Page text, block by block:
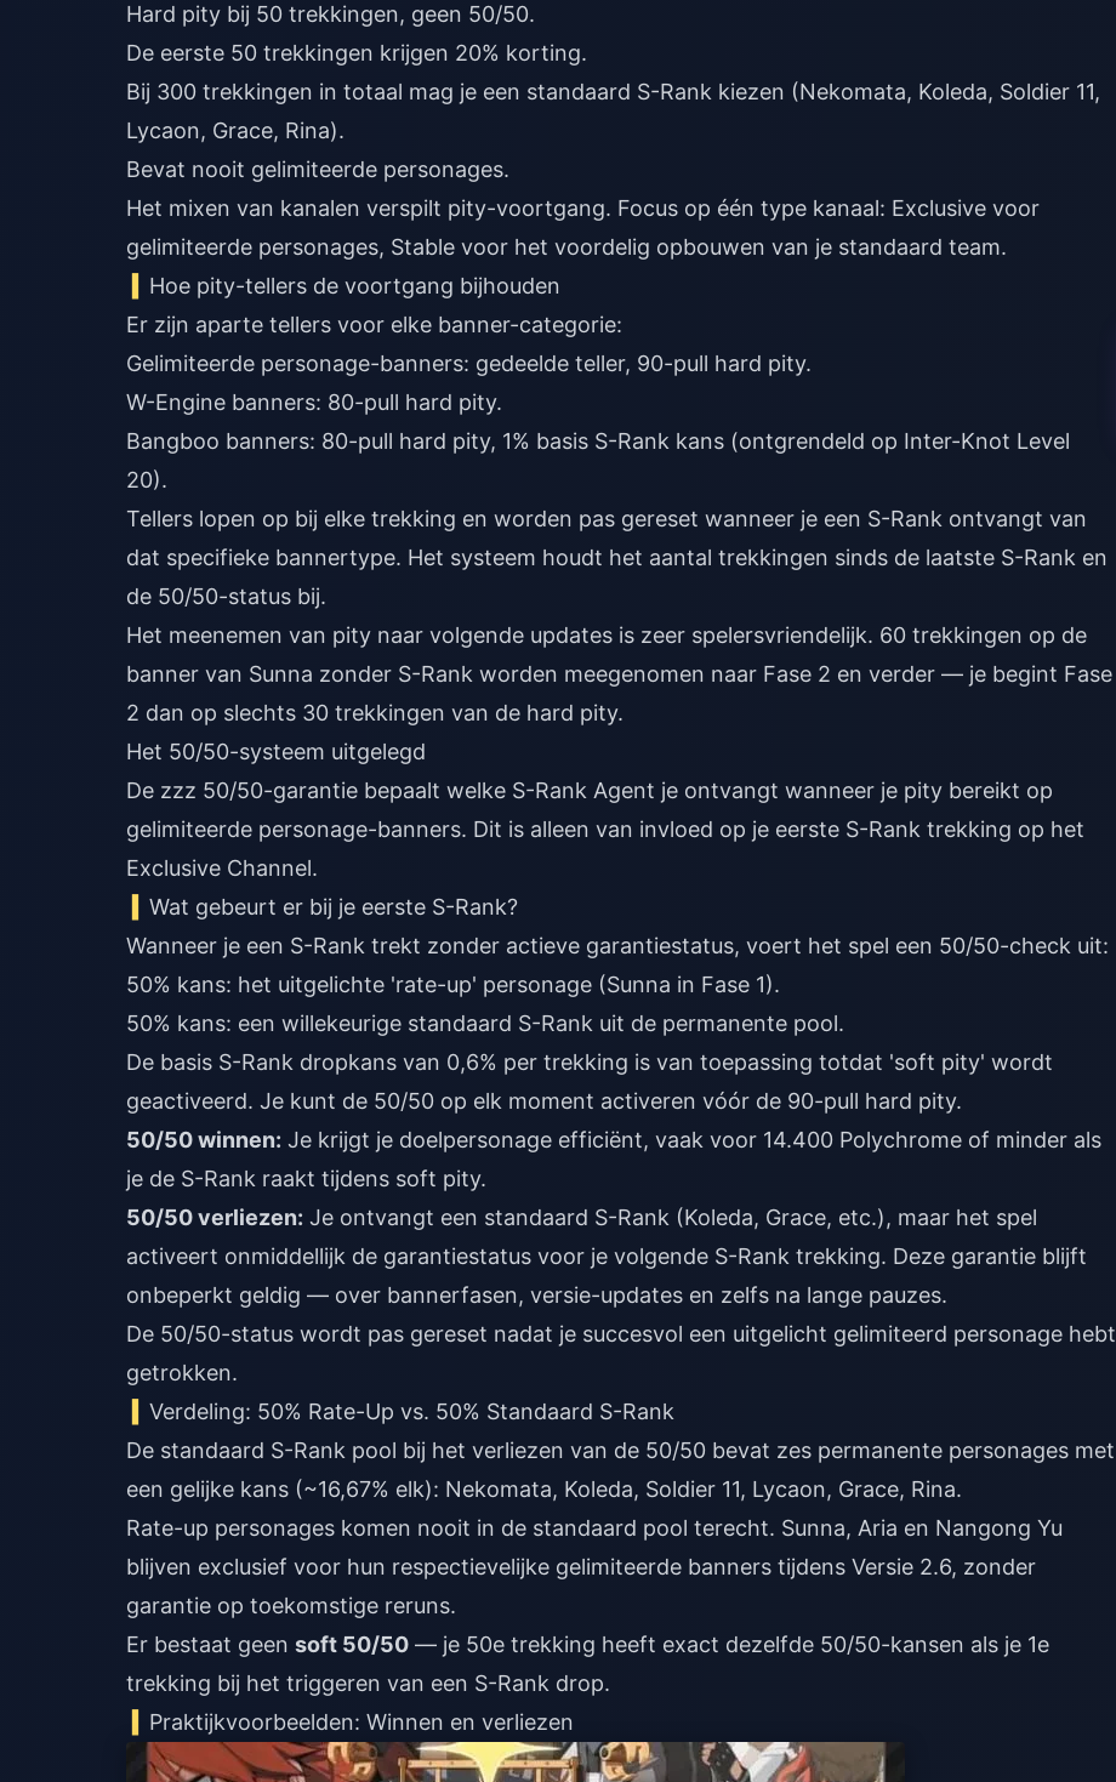
Hard pity bij 50 trekkingen, geen 50/50.
De eerste 50 trekkingen krijgen 20% korting.
Bij 300 trekkingen in totaal mag je een standaard S-Rank kiezen (Nekomata, Koleda, Soldier 11,
Lycaon, Grace, Rina).
Bevat nooit gelimiteerde personages.
Het mixen van kanalen verspilt pity-voortgang. Focus op één type kanaal: Exclusive voor
gelimiteerde personages, Stable voor het voordelig opbouwen van je standaard team.
Hoe pity-tellers de voortgang bijhouden
Er zijn aparte tellers voor elke banner-categorie:
Gelimiteerde personage-banners: gedeelde teller, 90-pull hard pity.
W-Engine banners: 80-pull hard pity.
Bangboo banners: 80-pull hard pity, 1% basis S-Rank kans (ontgrendeld op Inter-Knot Level
20).
Tellers lopen op bij elke trekking en worden pas gereset wanneer je een S-Rank ontvangt van
dat specifieke bannertype. Het systeem houdt het aantal trekkingen sinds de laatste S-Rank en
de 50/50-status bij.
Het meenemen van pity naar volgende updates is zeer spelersvriendelijk. 60 trekkingen op de
banner van Sunna zonder S-Rank worden meegenomen naar Fase 2 en verder — je begint Fase
2 dan op slechts 30 trekkingen van de hard pity.
Het 50/50-systeem uitgelegd
De zzz 50/50-garantie bepaalt welke S-Rank Agent je ontvangt wanneer je pity bereikt op
gelimiteerde personage-banners. Dit is alleen van invloed op je eerste S-Rank trekking op het
Exclusive Channel.
Wat gebeurt er bij je eerste S-Rank?
Wanneer je een S-Rank trekt zonder actieve garantiestatus, voert het spel een 50/50-check uit:
50% kans: het uitgelichte 'rate-up' personage (Sunna in Fase 1).
50% kans: een willekeurige standaard S-Rank uit de permanente pool.
De basis S-Rank dropkans van 0,6% per trekking is van toepassing totdat 'soft pity' wordt
geactiveerd. Je kunt de 50/50 op elk moment activeren vóór de 90-pull hard pity.
50/50 winnen: Je krijgt je doelpersonage efficiënt, vaak voor 14.400 Polychrome of minder als
je de S-Rank raakt tijdens soft pity.
50/50 verliezen: Je ontvangt een standaard S-Rank (Koleda, Grace, etc.), maar het spel
activeert onmiddellijk de garantiestatus voor je volgende S-Rank trekking. Deze garantie blijft
onbeperkt geldig — over bannerfasen, versie-updates en zelfs na lange pauzes.
De 50/50-status wordt pas gereset nadat je succesvol een uitgelicht gelimiteerd personage hebt
getrokken.
Verdeling: 50% Rate-Up vs. 50% Standaard S-Rank
De standaard S-Rank pool bij het verliezen van de 50/50 bevat zes permanente personages met
een gelijke kans (~16,67% elk): Nekomata, Koleda, Soldier 11, Lycaon, Grace, Rina.
Rate-up personages komen nooit in de standaard pool terecht. Sunna, Aria en Nangong Yu
blijven exclusief voor hun respectievelijke gelimiteerde banners tijdens Versie 2.6, zonder
garantie op toekomstige reruns.
Er bestaat geen soft 50/50 — je 50e trekking heeft exact dezelfde 50/50-kansen als je 1e
trekking bij het triggeren van een S-Rank drop.
Praktijkvoorbeelden: Winnen en verliezen